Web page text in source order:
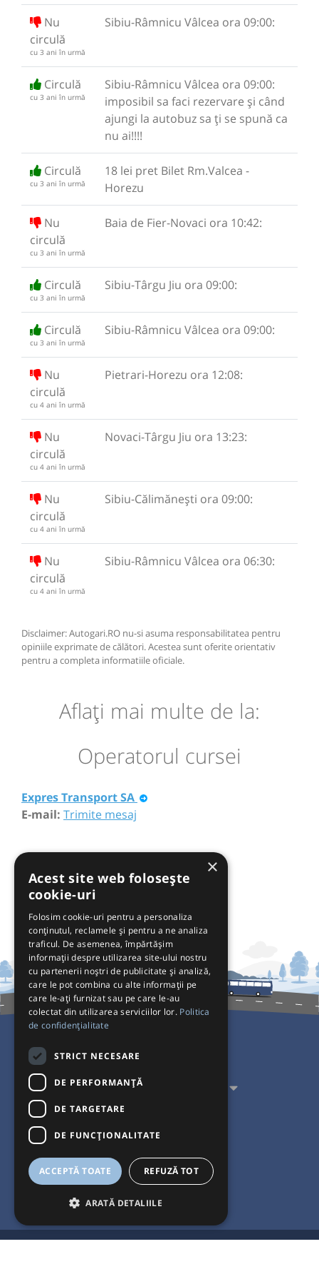
Nu
circulă
cu 3 ani în urmă
Sibiu-Râmnicu Vâlcea ora 09:00:
Circulă
cu 3 ani în urmă
Sibiu-Râmnicu Vâlcea ora 09:00:
imposibil sa faci rezervare și când
ajungi la autobuz sa ți se spună ca
nu ai!!!!
Circulă
cu 3 ani în urmă
18 lei pret Bilet Rm.Valcea -
Horezu
Nu
circulă
cu 3 ani în urmă
Baia de Fier-Novaci ora 10:42:
Circulă
cu 3 ani în urmă
Sibiu-Târgu Jiu ora 09:00:
Circulă
cu 3 ani în urmă
Sibiu-Râmnicu Vâlcea ora 09:00:
Nu
circulă
cu 4 ani în urmă
Pietrari-Horezu ora 12:08:
Nu
circulă
cu 4 ani în urmă
Novaci-Târgu Jiu ora 13:23:
Nu
circulă
cu 4 ani în urmă
Sibiu-Călimănești ora 09:00:
Nu
circulă
cu 4 ani în urmă
Sibiu-Râmnicu Vâlcea ora 06:30:
Disclaimer: Autogari.RO nu-si asuma responsabilitatea pentru
opiniile exprimate de călători. Acestea sunt oferite orientativ
pentru a completa informatiile oficiale.
Aflaţi mai multe de la:
Operatorul cursei
Expres Transport SA
E-mail: Trimite mesaj
Pentru Călători
Pentru Transportatori
Interacționăm
×
Acest site web folosește
cookie-uri
Folosim cookie-uri pentru a personaliza
conținutul, reclamele și pentru a ne analiza
traficul. De asemenea, împărtășim
informații despre utilizarea site-ului nostru
cu partenerii noștri de publicitate și analiză,
care le pot combina cu alte informații pe
care le-ați furnizat sau pe care le-au
colectat din utilizarea serviciilor lor. Politica
de confidențialitate
STRICT NECESARE
DE PERFORMANȚĂ
DE TARGETARE
DE FUNCŢIONALITATE
ACCEPTĂ TOATE REFUZĂ TOT
ARATĂ DETALIILE